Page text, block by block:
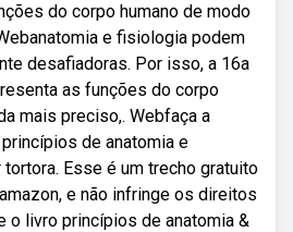
do corpo humano de modo
e fisiologia podem
desafiadoras. Por isso, a 16a
as funções do corpo
mais preciso,. Webfaça a
de anatomia e
Esse é um trecho gratuito
e não infringe os direitos
o livro princípios de anatomia &